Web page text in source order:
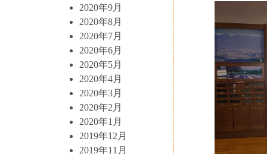
2020年9月
2020年8月
2020年7月
2020年6月
2020年5月
2020年4月
2020年3月
2020年2月
2020年1月
2019年12月
2019年11月